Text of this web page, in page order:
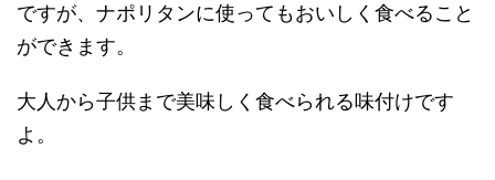
ですが、ナポリタンに使ってもおいしく食べること
ができます。
大人から子供まで美味しく食べられる味付けです
よ。